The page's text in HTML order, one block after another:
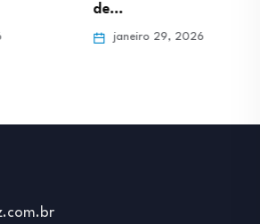
de…
janeiro 29, 2026